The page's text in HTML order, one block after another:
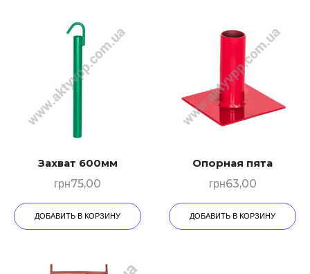
Захват 600мм
грн75,00
ДОБАВИТЬ В КОРЗИНУ
Опорная пята
грн63,00
ДОБАВИТЬ В КОРЗИНУ